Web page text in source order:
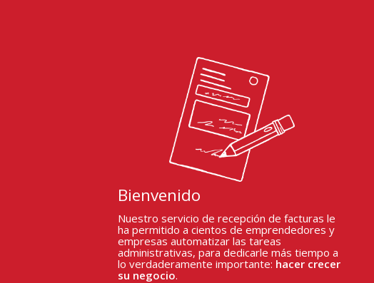
Bienvenido
Nuestro servicio de recepción de facturas le
ha permitido a cientos de emprendedores y
empresas automatizar las tareas
administrativas, para dedicarle más tiempo a
lo verdaderamente importante: hacer crecer
su negocio.